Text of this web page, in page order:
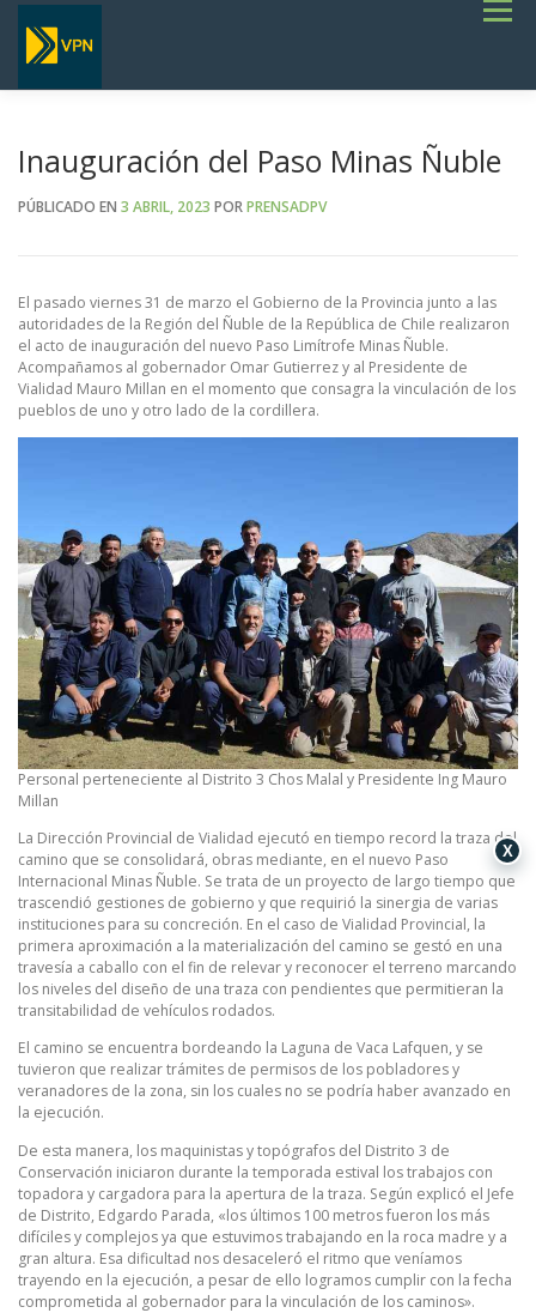
Saltar
contenido
Menú
GALERÍA
TERMINOS DE REFERENCIA GENERALES- OBRAS VIALES
Inauguración del Paso Minas Ñuble
PÚBLICADO EN 3 ABRIL, 2023 PORPRENSADPV
El pasado viernes 31 de marzo el Gobierno de la Provincia junto a las
autoridades de la Región del Ñuble de la República de Chile realizaron
el acto de inauguración del nuevo Paso Limítrofe Minas Ñuble.
Acompañamos al gobernador Omar Gutierrez y al Presidente de
Vialidad Mauro Millan en el momento que consagra la vinculación de los
pueblos de uno y otro lado de la cordillera.
Personal perteneciente al Distrito 3 Chos Malal y Presidente Ing Mauro
Millan
La Dirección Provincial de Vialidad ejecutó en tiempo record la traza del
camino que se consolidará, obras mediante, en el nuevo Paso
Internacional Minas Ñuble. Se trata de un proyecto de largo tiempo que
trascendió gestiones de gobierno y que requirió la sinergia de varias
instituciones para su concreción. En el caso de Vialidad Provincial, la
primera aproximación a la materialización del camino se gestó en una
travesía a caballo con el fin de relevar y reconocer el terreno marcando
los niveles del diseño de una traza con pendientes que permitieran la
transitabilidad de vehículos rodados.
El camino se encuentra bordeando la Laguna de Vaca Lafquen, y se
tuvieron que realizar trámites de permisos de los pobladores y
veranadores de la zona, sin los cuales no se podría haber avanzado en
la ejecución.
De esta manera, los maquinistas y topógrafos del Distrito 3 de
Conservación iniciaron durante la temporada estival los trabajos con
topadora y cargadora para la apertura de la traza. Según explicó el Jefe
de Distrito, Edgardo Parada, «los últimos 100 metros fueron los más
difíciles y complejos ya que estuvimos trabajando en la roca madre y a
gran altura. Esa dificultad nos desaceleró el ritmo que veníamos
trayendo en la ejecución, a pesar de ello logramos cumplir con la fecha
comprometida al gobernador para la vinculación de los caminos».
X